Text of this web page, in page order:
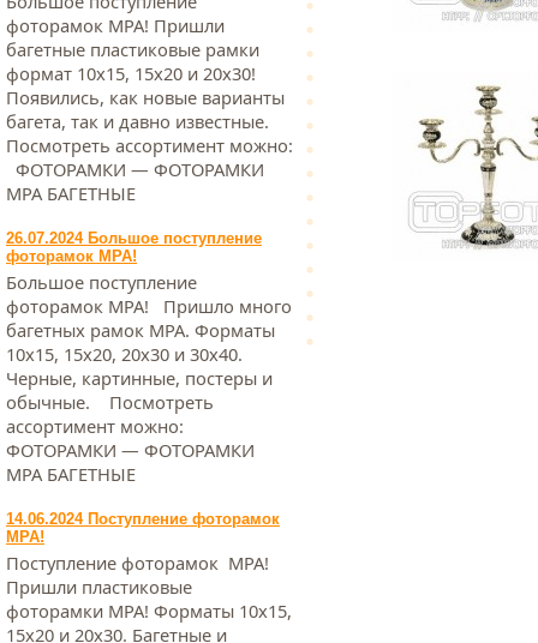
фоторамок МРА! Пришли
багетные пластиковые рамки
формат 10х15, 15х20 и 20х30!
Появились, как новые варианты
багета, так и давно известные.
Посмотреть ассортимент можно:
ФОТОРАМКИ — ФОТОРАМКИ
МРА БАГЕТНЫЕ
26.07.2024 Большое поступление
фоторамок МРА!
Большое поступление
фоторамок МРА! Пришло много
багетных рамок МРА. Форматы
10х15, 15х20, 20х30 и 30х40.
Черные, картинные, постеры и
обычные. Посмотреть
ассортимент можно:
ФОТОРАМКИ — ФОТОРАМКИ
МРА БАГЕТНЫЕ
14.06.2024 Поступление фоторамок
МРА!
Поступление фоторамок МРА!
Пришли пластиковые
фоторамки МРА! Форматы 10х15,
15х20 и 20х30. Багетные и